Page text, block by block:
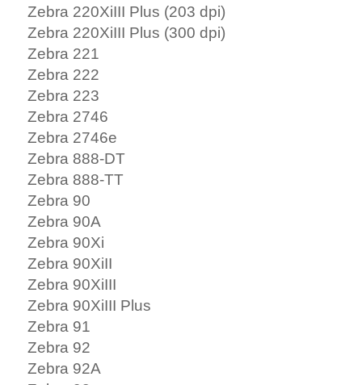
Zebra 220XiIII Plus (203 dpi)
Zebra 220XiIII Plus (300 dpi)
Zebra 221
Zebra 222
Zebra 223
Zebra 2746
Zebra 2746e
Zebra 888-DT
Zebra 888-TT
Zebra 90
Zebra 90A
Zebra 90Xi
Zebra 90XiII
Zebra 90XiIII
Zebra 90XiIII Plus
Zebra 91
Zebra 92
Zebra 92A